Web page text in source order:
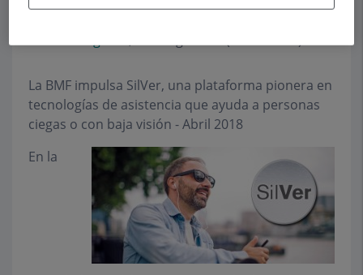
de ceguera, La Vanguardia (06/08/2012)
La BMF impulsa SilVer, una plataforma pionera en
tecnologías de asistencia que ayuda a personas
ciegas o con baja visión - Abril 2018
En la